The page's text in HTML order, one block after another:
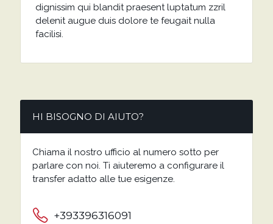
dignissim qui blandit praesent luptatum zzril
delenit augue duis dolore te feugait nulla
facilisi.
HI BISOGNO DI AIUTO?
Chiama il nostro ufficio al numero sotto per
parlare con noi. Ti aiuteremo a configurare il
transfer adatto alle tue esigenze.
+393396316091